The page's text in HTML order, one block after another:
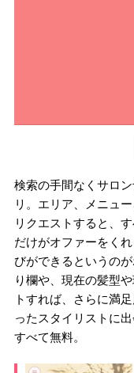
検索の手間なくサロ
リ。エリア、メニュ
リクエストすると、
だけがオファーをく
びができるというの
り欄や、現在の髪型
トすれば、さらに満
ったスタイリストに
すべて無料。